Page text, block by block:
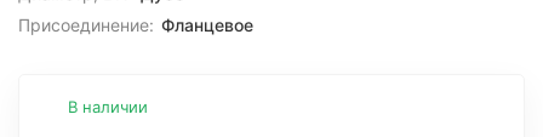
Присоединение: Фланцевое
В наличии